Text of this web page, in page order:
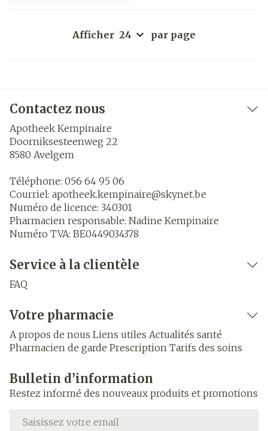
Afficher par page
Contactez nous
Apotheek Kempinaire
Doorniksesteenweg 22
8580 Avelgem
Téléphone: 056 64 95 06
Courriel: apotheek.kempinaire@skynet.be
Numéro de licence: 340301
Pharmacien responsable: Nadine Kempinaire
Numéro TVA: BE0449034378
Service à la clientèle
FAQ
Votre pharmacie
A propos de nous Liens utiles Actualités santé
Pharmacien de garde Prescription Tarifs des soins
Bulletin d’information
Restez informé des nouveaux produits et promotions
Adresse mail